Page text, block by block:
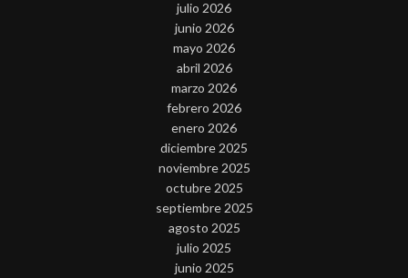
julio 2026
junio 2026
mayo 2026
abril 2026
marzo 2026
febrero 2026
enero 2026
diciembre 2025
noviembre 2025
octubre 2025
septiembre 2025
agosto 2025
julio 2025
junio 2025